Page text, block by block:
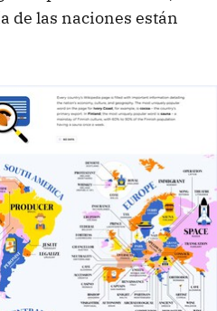
de las naciones están